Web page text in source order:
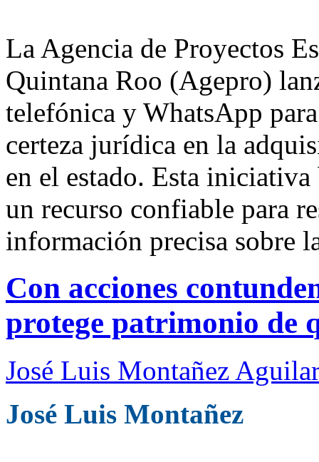
La Agencia de Proyectos
Quintana Roo (Agepro)
telefónica y WhatsApp
certeza jurídica en la
en el estado. Esta
un recurso confiable para
información precisa sobre
Con acciones
protege patrimonio de
José Luis Montañez Aguilar
José Luis Montañez